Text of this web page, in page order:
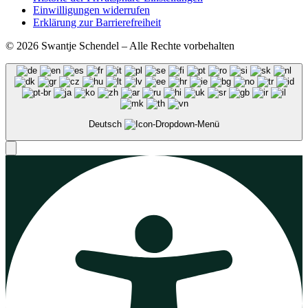
Einwilligungen widerrufen
Erklärung zur Barrierefreiheit
© 2026 Swantje Schendel – Alle Rechte vorbehalten
Deutsch